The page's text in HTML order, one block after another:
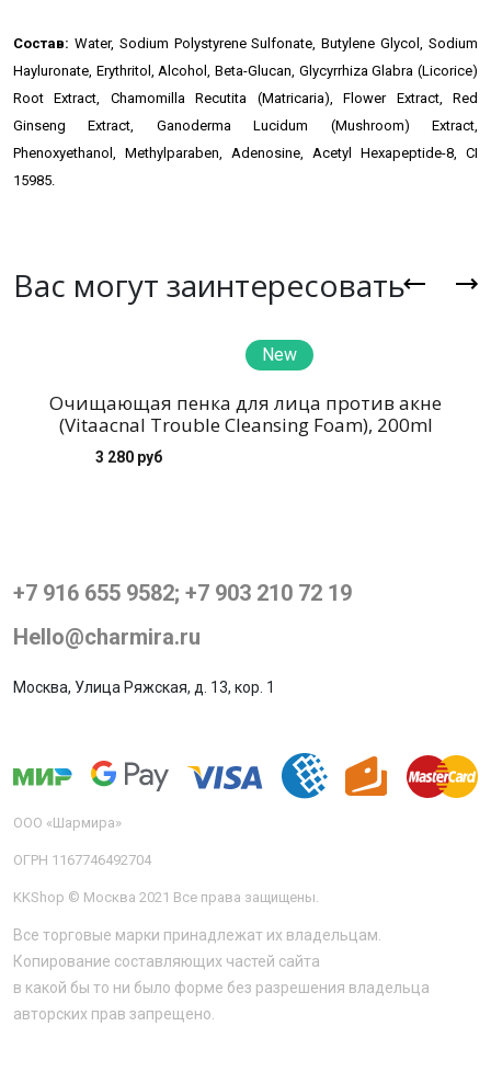
Состав: Water, Sodium Polystyrene Sulfonate, Butylene Glycol, Sodium
Hayluronate, Erythritol, Alcohol, Beta-Glucan, Glycyrrhiza Glabra (Licorice)
Root Extract, Chamomilla Recutita (Matricaria),Flower Extract, Red
Ginseng Extract, Ganoderma Lucidum (Mushroom) Extract,
Phenoxyethanol, Methylparaben, Adenosine, Acetyl Hexapeptide-8, CI
15985.
Вас могут заинтересовать
New
Очищающая пенка для лица против акне
(Vitaacnal Trouble Cleansing Foam), 200ml
3 280 руб
+7 916 655 9582; +7 903 210 72 19
Hello@charmira.ru
Москва, Улица Ряжская, д. 13, кор. 1
ООО «Шармира»
ОГРН 1167746492704
KKShop © Москва 2021 Все права защищены.
Все торговые марки принадлежат их владельцам.
Копирование составляющих частей сайта
в какой бы то ни было форме без разрешения владельца
авторских прав запрещено.